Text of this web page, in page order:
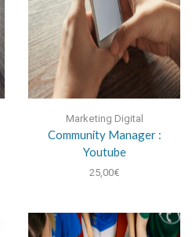
Marketing Digital
Community Manager :
Youtube
25,00€